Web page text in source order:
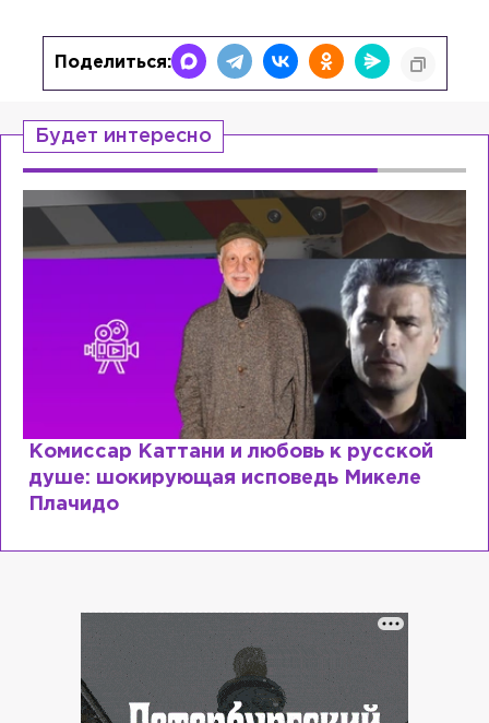
Поделиться:
Будет интересно
Специалист с напрасным дипломом:
почему мир разочаровался в высшем
образовании?